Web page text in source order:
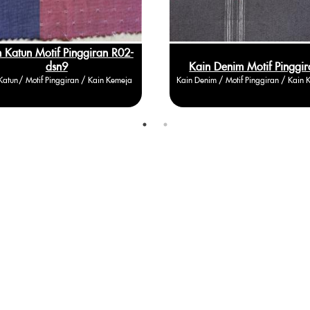
Kain Denim Motif Pinggiran
Denim / Motif Pinggiran / Kain Kemeja
Kain Katun Motif
Kain Katun / Motif Kotak / Kain